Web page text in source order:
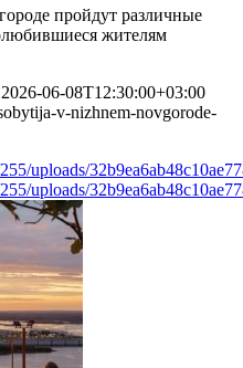
пройдут различные
жителям
2026-06-08T12:30:00+03:00
v-nizhnem-novgorode-
uploads/
uploads/